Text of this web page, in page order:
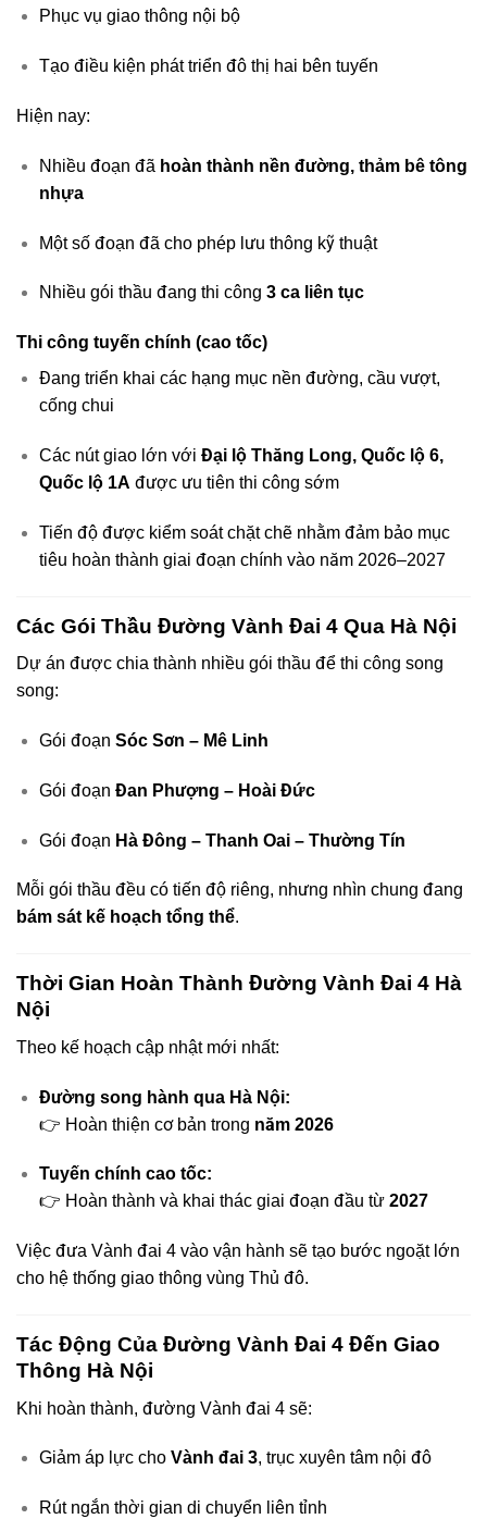
Phục vụ giao thông nội bộ
Tạo điều kiện phát triển đô thị hai bên tuyến
Hiện nay:
Nhiều đoạn đã hoàn thành nền đường, thảm bê tông
nhựa
Một số đoạn đã cho phép lưu thông kỹ thuật
Nhiều gói thầu đang thi công 3 ca liên tục
Thi công tuyến chính (cao tốc)
Đang triển khai các hạng mục nền đường, cầu vượt,
cống chui
Các nút giao lớn với Đại lộ Thăng Long, Quốc lộ 6,
Quốc lộ 1A được ưu tiên thi công sớm
Tiến độ được kiểm soát chặt chẽ nhằm đảm bảo mục
tiêu hoàn thành giai đoạn chính vào năm 2026–2027
Các Gói Thầu Đường Vành Đai 4 Qua Hà Nội
Dự án được chia thành nhiều gói thầu để thi công song
song:
Gói đoạn Sóc Sơn – Mê Linh
Gói đoạn Đan Phượng – Hoài Đức
Gói đoạn Hà Đông – Thanh Oai – Thường Tín
Mỗi gói thầu đều có tiến độ riêng, nhưng nhìn chung đang
bám sát kế hoạch tổng thể.
Thời Gian Hoàn Thành Đường Vành Đai 4 Hà
Nội
Theo kế hoạch cập nhật mới nhất:
Đường song hành qua Hà Nội:
👉 Hoàn thiện cơ bản trong năm 2026
Tuyến chính cao tốc:
👉 Hoàn thành và khai thác giai đoạn đầu từ 2027
Việc đưa Vành đai 4 vào vận hành sẽ tạo bước ngoặt lớn
cho hệ thống giao thông vùng Thủ đô.
Tác Động Của Đường Vành Đai 4 Đến Giao
Thông Hà Nội
Khi hoàn thành, đường Vành đai 4 sẽ:
Giảm áp lực cho Vành đai 3, trục xuyên tâm nội đô
Rút ngắn thời gian di chuyển liên tỉnh